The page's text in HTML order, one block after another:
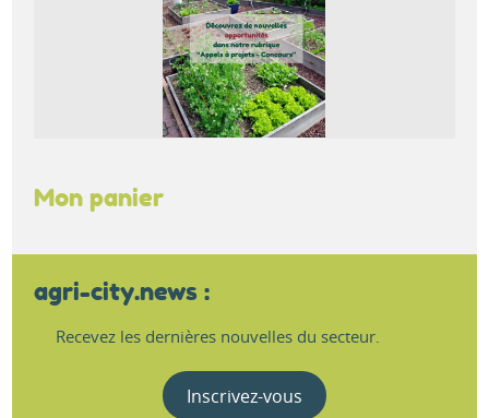
Mon panier
agri-city.news :
Recevez les dernières nouvelles du secteur.
Inscrivez-vous